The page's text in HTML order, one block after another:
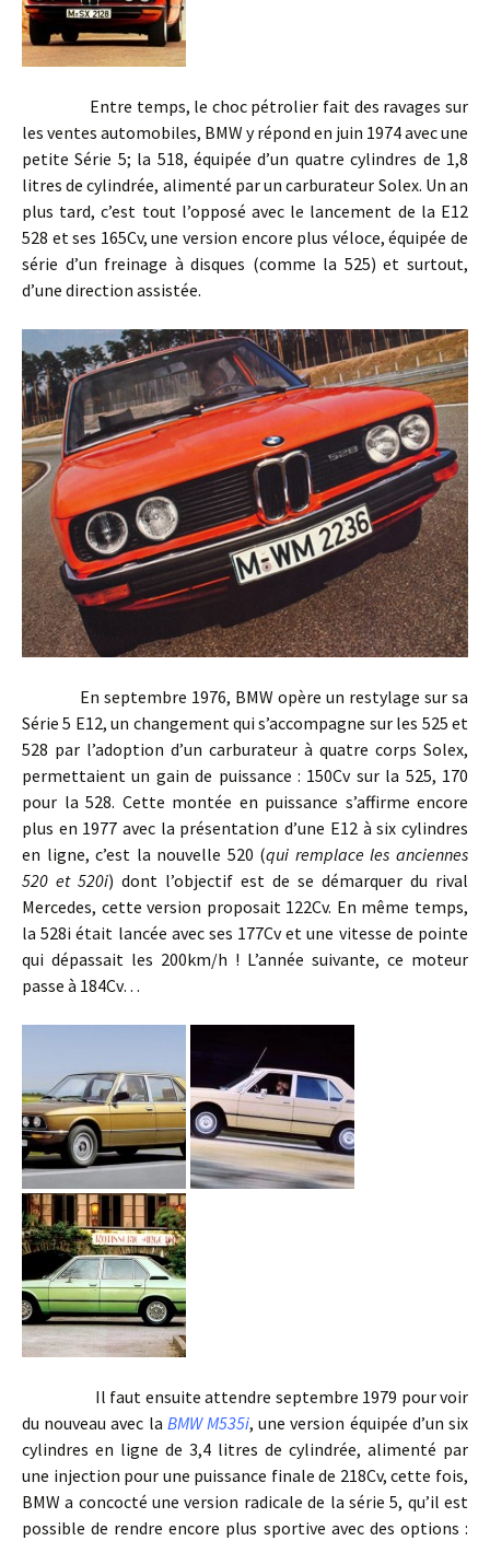
Entre temps, le choc pétrolier fait des ravages sur
les ventes automobiles, BMW y répond en juin 1974 avec une
petite Série 5; la 518, équipée d’un quatre cylindres de 1,8
litres de cylindrée, alimenté par un carburateur Solex. Un an
plus tard, c’est tout l’opposé avec le lancement de la E12
528 et ses 165Cv, une version encore plus véloce, équipée de
série d’un freinage à disques (comme la 525) et surtout,
d’une direction assistée.
En septembre 1976, BMW opère un restylage sur sa
Série 5 E12, un changement qui s’accompagne sur les 525 et
528 par l’adoption d’un carburateur à quatre corps Solex,
permettaient un gain de puissance : 150Cv sur la 525, 170
pour la 528. Cette montée en puissance s’affirme encore
plus en 1977 avec la présentation d’une E12 à six cylindres
en ligne, c’est la nouvelle 520 (qui remplace les anciennes
520 et 520i) dont l’objectif est de se démarquer du rival
Mercedes, cette version proposait 122Cv. En même temps,
la 528i était lancée avec ses 177Cv et une vitesse de pointe
qui dépassait les 200km/h ! L’année suivante, ce moteur
passe à 184Cv…
Il faut ensuite attendre septembre 1979 pour voir
du nouveau avec la BMW M535i, une version équipée d’un six
cylindres en ligne de 3,4 litres de cylindrée, alimenté par
une injection pour une puissance finale de 218Cv, cette fois,
BMW a concocté une version radicale de la série 5, qu’il est
possible de rendre encore plus sportive avec des options :